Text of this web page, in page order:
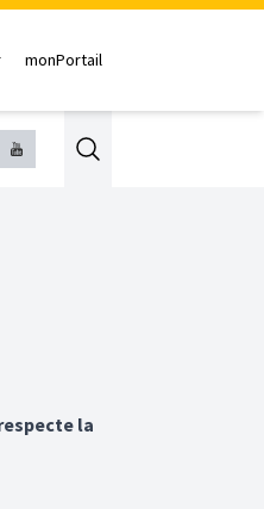
monPortail
Search
la